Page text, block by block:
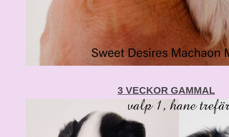
3 VECKOR GAMMAL